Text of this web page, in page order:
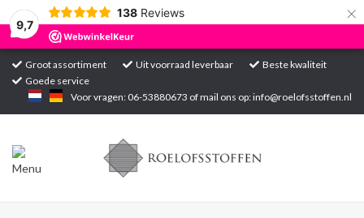
9,7
138 Reviews ×
Groot assortiment Uit voorraad leverbaar
Beste kwaliteit
Goede service
Voor vragen: 06-53880673 of mail ons op:info@roelofsstoffen.nl
Home